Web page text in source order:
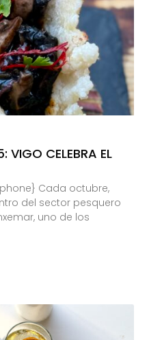
VIGO CELEBRA EL
Cada octubre,
del sector pesquero
uno de los